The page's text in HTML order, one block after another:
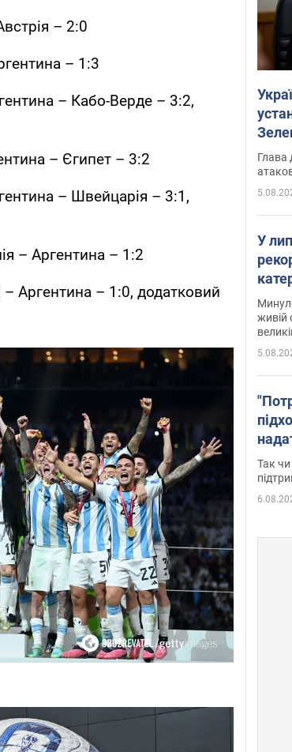
– 2:0
– 1:3
– Кабо-Верде – 3:2,
– Єгипет – 3:2
– Швейцарія – 3:1,
– Аргентина – 1:2
Аргентина – 1:0, додатковий
Глава
У
живій
Так чи